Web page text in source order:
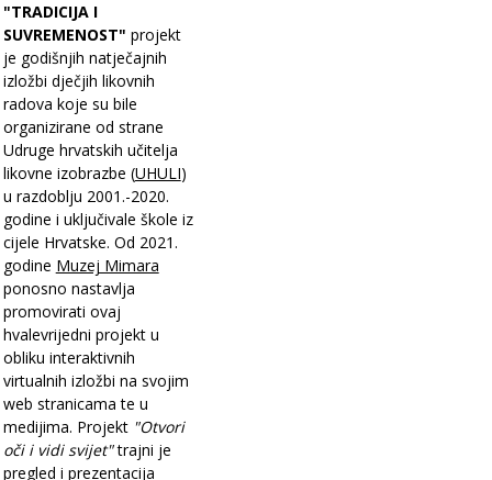
"TRADICIJA I
SUVREMENOST" projekt
je godišnjih natječajnih
izložbi dječjih likovnih
radova koje su bile
organizirane od strane
Udruge hrvatskih učitelja
likovne izobrazbe (UHULI)
u razdoblju 2001.-2020.
godine i uključivale škole iz
cijele Hrvatske. Od 2021.
godine Muzej Mimara
ponosno nastavlja
promovirati ovaj
hvalevrijedni projekt u
obliku interaktivnih
virtualnih izložbi na svojim
web stranicama te u
medijima. Projekt "Otvori
oči i vidi svijet"trajni je
pregled i prezentacija